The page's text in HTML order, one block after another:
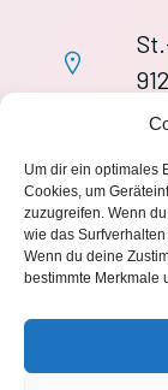
Um dir ein optimales
Cookies, um
zuzugreifen. Wenn
wie das
Wenn du deine
bestimmte Merkmale